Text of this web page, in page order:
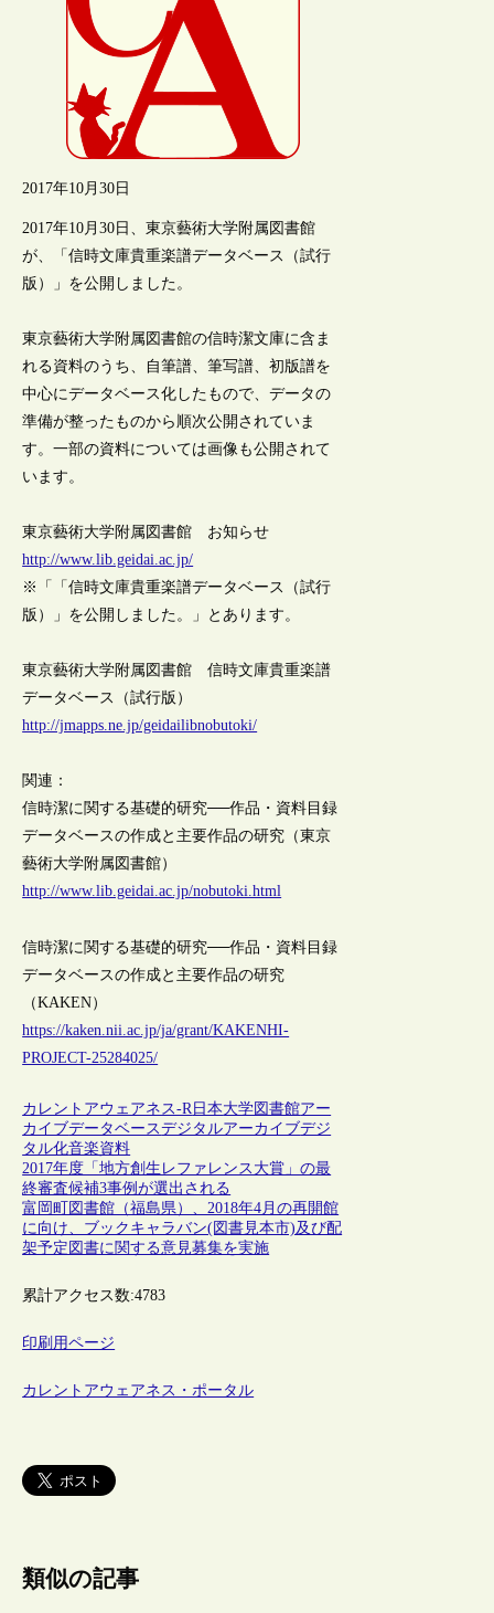
2017年10月30日
2017年10月30日、東京藝術大学附属図書館
が、「信時文庫貴重楽譜データベース（試行
版）」を公開しました。
東京藝術大学附属図書館の信時潔文庫に含ま
れる資料のうち、自筆譜、筆写譜、初版譜を
中心にデータベース化したもので、データの
準備が整ったものから順次公開されていま
す。一部の資料については画像も公開されて
います。
東京藝術大学附属図書館 お知らせ
http://www.lib.geidai.ac.jp/
※「「信時文庫貴重楽譜データベース（試行
版）」を公開しました。」とあります。
東京藝術大学附属図書館 信時文庫貴重楽譜
データベース（試行版）
http://jmapps.ne.jp/geidailibnobutoki/
関連：
信時潔に関する基礎的研究──作品・資料目録
データベースの作成と主要作品の研究（東京
藝術大学附属図書館）
http://www.lib.geidai.ac.jp/nobutoki.html
信時潔に関する基礎的研究──作品・資料目録
データベースの作成と主要作品の研究
（KAKEN）
https://kaken.nii.ac.jp/ja/grant/KAKENHI-
PROJECT-25284025/
カレントアウェアネス-R 日本大学図書館アー
カイブデータベースデジタルアーカイブデジ
タル化音楽資料
2017年度「地方創生レファレンス大賞」の最
終審査候補3事例が選出される
富岡町図書館（福島県）、2018年4月の再開館
に向け、ブックキャラバン(図書見本市)及び配
架予定図書に関する意見募集を実施
累計アクセス数:4783
印刷用ページ
カレントアウェアネス・ポータル
類似の記事